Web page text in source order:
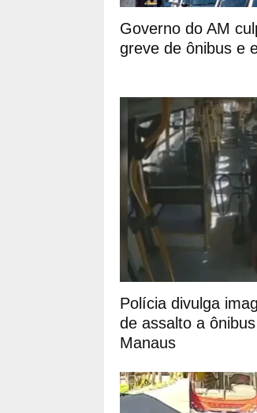
Governo do AM
greve de ônibus e
Polícia divulga
de assalto a
Manaus